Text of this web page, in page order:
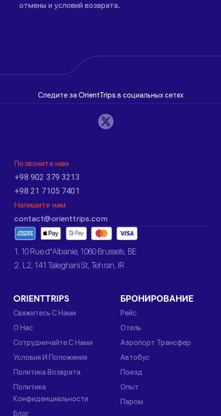
отмены и условий возврата.
Следите за OrientTrips в социальных сетях
Позвоните нам
+98 902 379 3213
+98 21 7105 7401
Напишите нам
contact@orienttrips.com
1. 10 Rue d’Albanie, 1060 Brussels, BE
2. L2, 141 Taleghani St, Tehran, IR
ORIENTTRIPS
Свяжитесь С Нами
О Нас
Сотрудничайте С Нами
Условия И Положения
Политика Возврата
Политика
Конфиденциальности
Блог
БРОНИРОВАНИЕ
Рейс
Отель
Аэропорт Трансфер
Автобус
Поезд
Опыт
Паром